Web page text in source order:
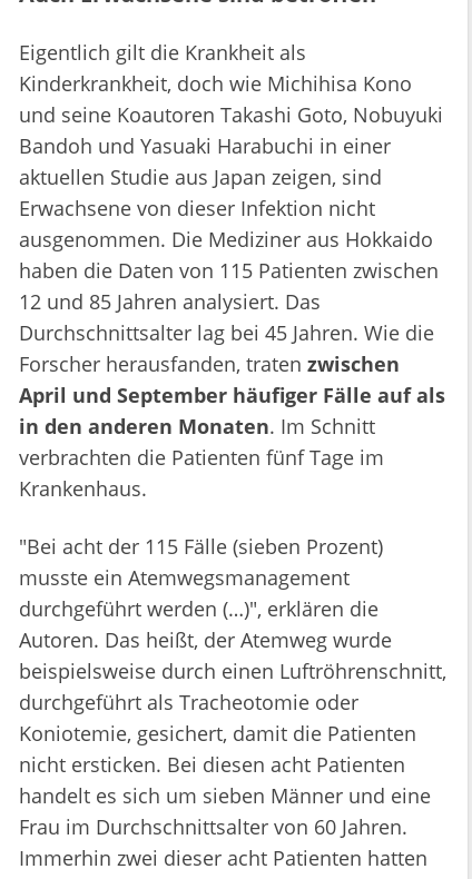
Eigentlich gilt die Krankheit als
Kinderkrankheit, doch wie Michihisa Kono
und seine Koautoren Takashi Goto, Nobuyuki
Bandoh und Yasuaki Harabuchi in einer
aktuellen Studie aus Japan zeigen, sind
Erwachsene von dieser Infektion nicht
ausgenommen. Die Mediziner aus Hokkaido
haben die Daten von 115 Patienten zwischen
12 und 85 Jahren analysiert. Das
Durchschnittsalter lag bei 45 Jahren. Wie die
Forscher herausfanden, traten zwischen
April und September häufiger Fälle auf als
in den anderen Monaten. Im Schnitt
verbrachten die Patienten fünf Tage im
Krankenhaus.
"Bei acht der 115 Fälle (sieben Prozent)
musste ein Atemwegsmanagement
durchgeführt werden (…)", erklären die
Autoren. Das heißt, der Atemweg wurde
beispielsweise durch einen Luftröhrenschnitt,
durchgeführt als Tracheotomie oder
Koniotemie, gesichert, damit die Patienten
nicht ersticken. Bei diesen acht Patienten
handelt es sich um sieben Männer und eine
Frau im Durchschnittsalter von 60 Jahren.
Immerhin zwei dieser acht Patienten hatten